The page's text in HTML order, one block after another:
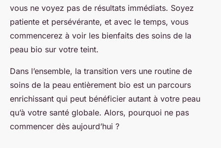
vous ne voyez pas de résultats immédiats. Soyez
patiente et persévérante, et avec le temps, vous
commencerez à voir les bienfaits des soins de la
peau bio sur votre teint.
Dans l’ensemble, la transition vers une routine de
soins de la peau entièrement bio est un parcours
enrichissant qui peut bénéficier autant à votre peau
qu’à votre santé globale. Alors, pourquoi ne pas
commencer dès aujourd’hui ?